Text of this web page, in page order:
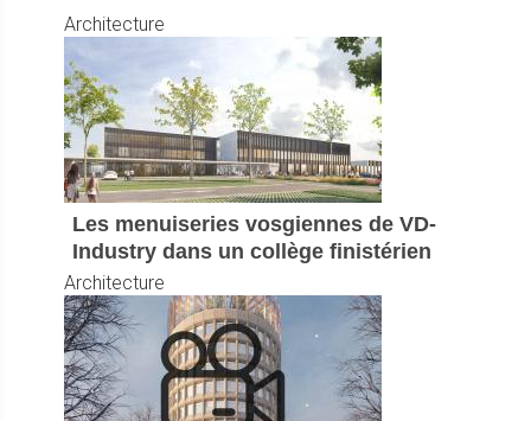
Architecture
Les menuiseries vosgiennes de VD-
Industry dans un collège finistérien
Architecture